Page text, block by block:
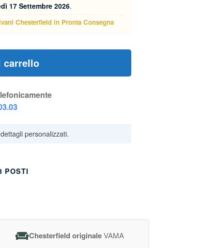
17 Settembre 2026.
Chesterfield in Pronta Consegna
carrello
POSTI
Chesterfield originaleVAMA